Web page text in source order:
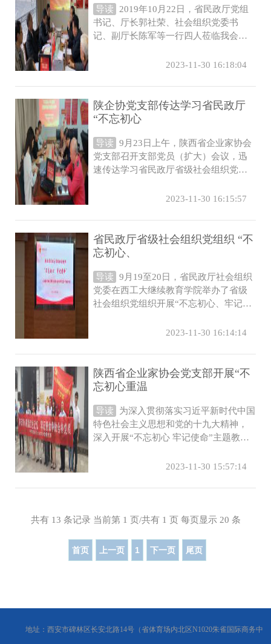
导读
2019年10月22日，省民政厅党组
书记、厅长郭社荣、社会组织党委书
记、副厅长陈军等一行四人莅临我会，
2023-11-30 16:18:04
陕企协党支部传达学习省民政厅
“不忘初心
导读
9月23日上午，陕西省企业家协会
党支部召开支部党员（扩大）会议，迅
速传达学习省民政厅省级社会组织党组
2023-11-30 16:15:57
省民政厅省级社会组织党组织 “不
忘初心、
导读
9月19至20日，省民政厅社会组织
党委在西工大继续教育学院举办了省级
社会组织党组织开展“不忘初心、牢记使
2023-11-30 16:14:14
陕西省企业家协会党支部开展“不
忘初心重温
导读
为深入贯彻落实习近平新时代中国
特色社会主义思想和党的十九大精神，
深入开展“不忘初心 牢记使命”主题教
2023-11-30 15:57:14
共有 13 条记录 当前第 1 页/共有 1 页 每页显示 20 条
首页 上一页 1 下一页 尾页
地址：西安市碑林区长安北路14号（省体育场内北区N1020朱雀国际商务中